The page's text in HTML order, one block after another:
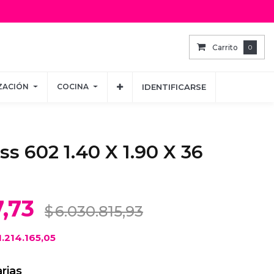
Carrito 0
COCINA IDENTIFICARSE
Carrito 0
COCINA IDENTIFICARSE
602 1.40 X 1.90 X 36
$6.030.815,93